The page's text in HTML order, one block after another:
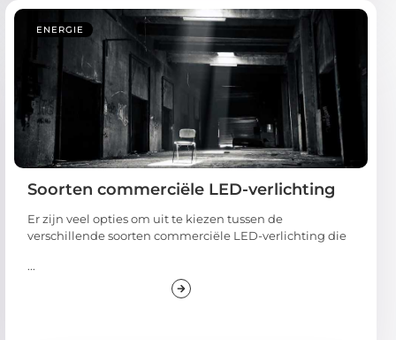
ENERGIE
Soorten commerciële LED-verlichting
Er zijn veel opties om uit te kiezen tussen de
verschillende soorten commerciële LED-verlichting die
...